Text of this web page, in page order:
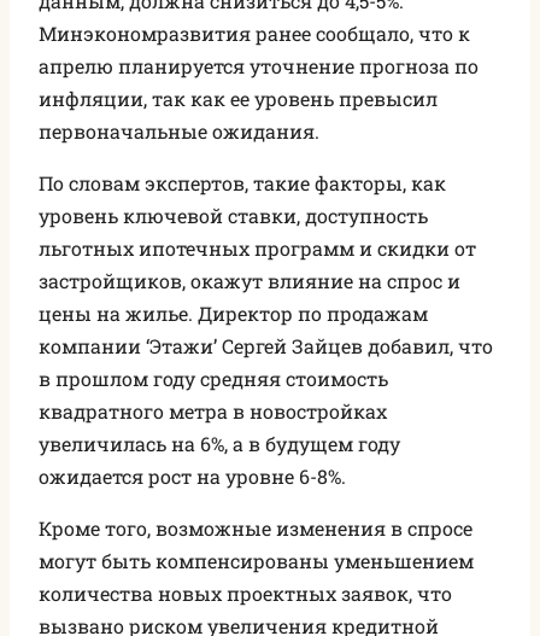
Минэкономразвития ранее сообщало, что к
апрелю планируется уточнение прогноза по
инфляции, так как ее уровень превысил
первоначальные ожидания.
По словам экспертов, такие факторы, как
уровень ключевой ставки, доступность
льготных ипотечных программ и скидки от
застройщиков, окажут влияние на спрос и
цены на жилье. Директор по продажам
компании ‘Этажи’ Сергей Зайцев добавил, что
в прошлом году средняя стоимость
квадратного метра в новостройках
увеличилась на 6%, а в будущем году
ожидается рост на уровне 6-8%.
Кроме того, возможные изменения в спросе
могут быть компенсированы уменьшением
количества новых проектных заявок, что
вызвано риском увеличения кредитной